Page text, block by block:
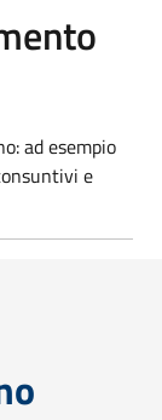
ad esempio
e